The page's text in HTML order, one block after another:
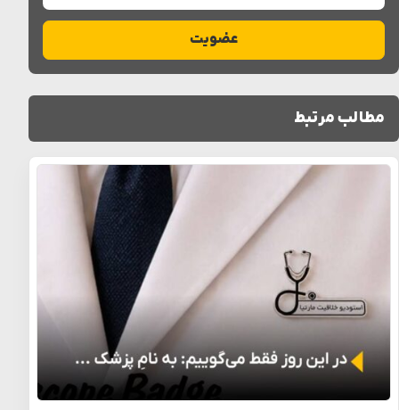
عضویت
مطالب مرتبط